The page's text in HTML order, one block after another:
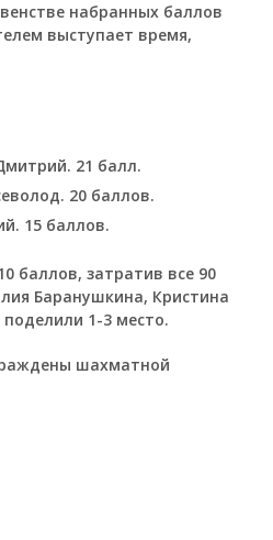
набранных баллов
выступает время,
21 балл.
20 баллов.
15 баллов.
баллов, затратив все 90
Баранушкина, Кристина
1-3 место.
шахматной